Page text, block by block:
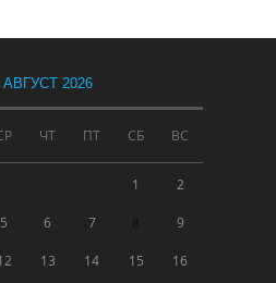
АВГУСТ 2026
ЧТ ПТ СБ ВС
1 2
5 6 7 9
13 14 15 16